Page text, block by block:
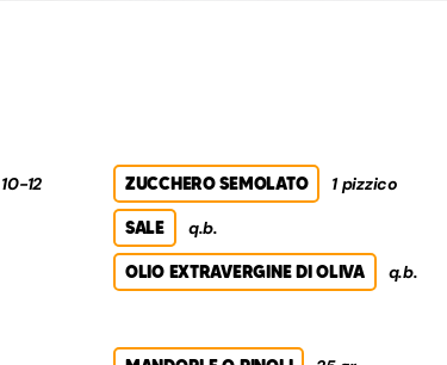
10-12 ZUCCHERO SEMOLATO 1 pizzico
SALE q.b.
OLIO EXTRAVERGINE DI OLIVA q.b.